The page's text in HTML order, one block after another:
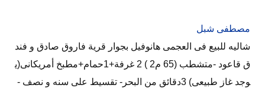
مصطفى شبل
شاليه للبيع فى العجمى هانوفيل بجوار قرية فاروق صادق و فند
ق قاعود -متشطب (65 م2 ) 2 غرفة+1حمام+مطبخ أمريكانى(ي
وجد غاز طبيعى) 3دقائق من البحر- تقسيط على سنه و نصف -